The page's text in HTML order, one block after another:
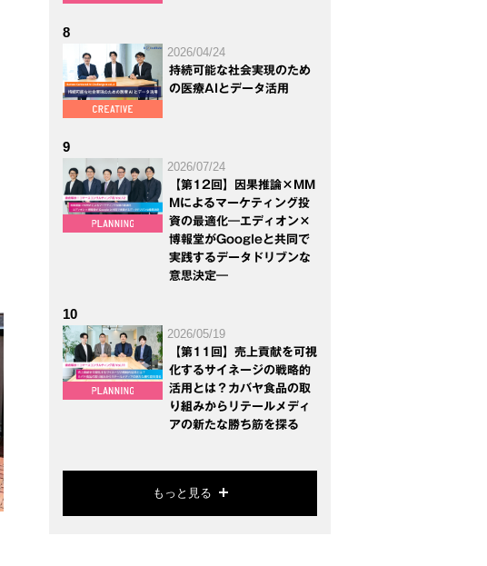
8
2026/04/24
持続可能な社会実現のため
の医療AIとデータ活用
9
2026/07/24
【第12回】因果推論×MM
Mによるマーケティング投
資の最適化―エディオン×
博報堂がGoogleと共同で
実践するデータドリブンな
意思決定―
10
2026/05/19
【第11回】売上貢献を可視
化するサイネージの戦略的
活用とは？カバヤ食品の取
り組みからリテールメディ
アの新たな勝ち筋を探る
もっと見る